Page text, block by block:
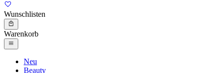
Wunschlisten
Warenkorb
Neu
Beauty